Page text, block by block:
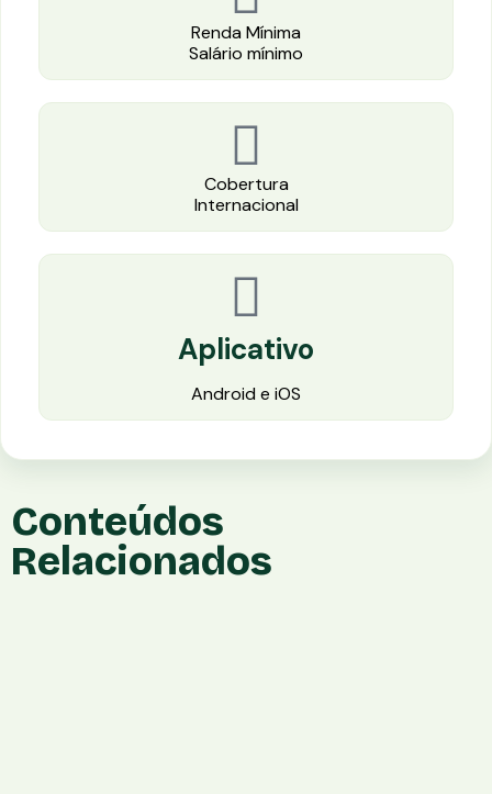
Renda Mínima
Salário mínimo
Cobertura
Internacional
Aplicativo
Android e iOS
Conteúdos
Relacionados